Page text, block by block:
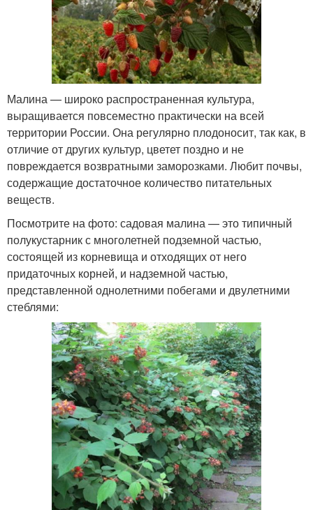
Малина — широко распространенная культура,
выращивается повсеместно практически на всей
территории России. Она регулярно плодоносит, так как, в
отличие от других культур, цветет поздно и не
повреждается возвратными заморозками. Любит почвы,
содержащие достаточное количество питательных
веществ.
Посмотрите на фото: садовая малина — это типичный
полукустарник с многолетней подземной частью,
состоящей из корневища и отходящих от него
придаточных корней, и надземной частью,
представленной однолетними побегами и двулетними
стеблями: